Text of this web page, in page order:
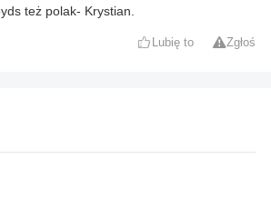
też polak- Krystian.
Lubię to Zgłoś